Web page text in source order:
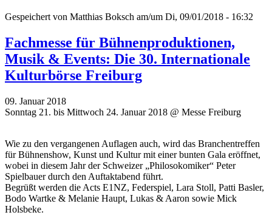
Gespeichert von Matthias Boksch am/um Di, 09/01/2018 - 16:32
Fachmesse für Bühnenproduktionen,
Musik & Events: Die 30. Internationale
Kulturbörse Freiburg
09. Januar 2018
Sonntag 21. bis Mittwoch 24. Januar 2018 @ Messe Freiburg
Wie zu den vergangenen Auflagen auch, wird das Branchentreffen
für Bühnenshow, Kunst und Kultur mit einer bunten Gala eröffnet,
wobei in diesem Jahr der Schweizer „Philosokomiker“ Peter
Spielbauer durch den Auftaktabend führt.
Begrüßt werden die Acts E1NZ, Federspiel, Lara Stoll, Patti Basler,
Bodo Wartke & Melanie Haupt, Lukas & Aaron sowie Mick
Holsbeke.